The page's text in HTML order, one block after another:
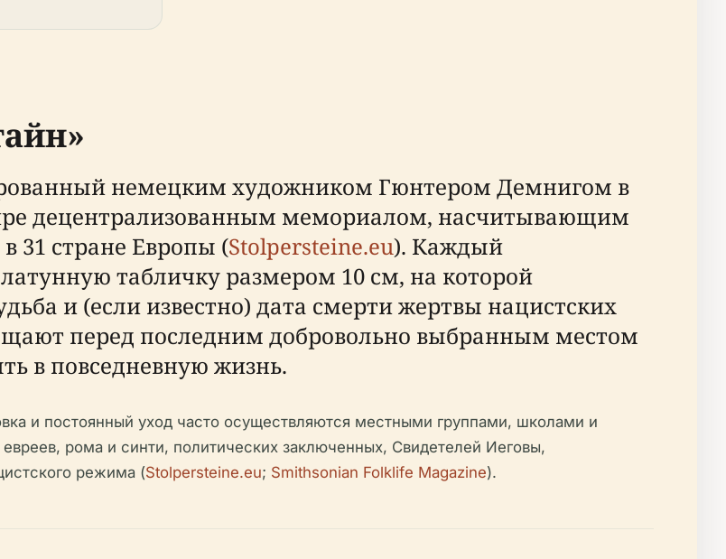
немецким художником Гюнтером Демнигом в
децентрализованным мемориалом, насчитывающим
31 стране Европы (Stolpersteine.eu). Каждый
табличку размером 10 см, на которой
и (если известно) дата смерти жертвы нацистских
перед последним добровольно выбранным местом
в повседневную жизнь.
и постоянный уход часто осуществляются местными группами, школами и
рома и синти, политических заключенных, Свидетелей Иеговы,
режима (Stolpersteine.eu; Smithsonian Folklife Magazine).